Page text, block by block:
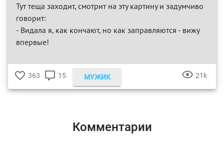
Тут теща заходит, смотрит на эту картину и задумчиво
говорит:
- Видала я, как кончают, но как заправляются - вижу
впервые!
♥
363
КОММЕНТАРИЕВ
15 21k
МУЖИК
Комментарии